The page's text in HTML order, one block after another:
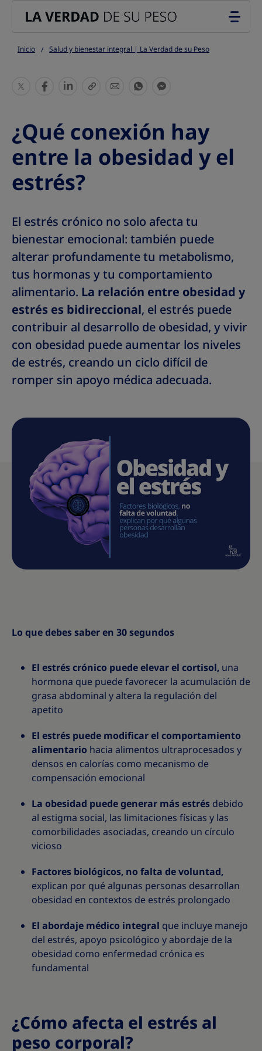
Inicio Salud y bienestar integral | La Verdad de su Peso
S
r
T
h
i
S
r
T
h
i
S
r
T
h
i
S
r
T
S
r
e
T
S
r
T
S
r
e
T
¿Qué conexión hay
entre la obesidad y el
estrés?
El estrés crónico no solo afecta tu
bienestar emocional: también puede
alterar profundamente tu metabolismo,
tus hormonas y tu comportamiento
alimentario. La relación entre obesidad y
estrés es bidireccional, el estrés puede
contribuir al desarrollo de obesidad, y vivir
con obesidad puede aumentar los niveles
de estrés, creando un ciclo difícil de
romper sin apoyo médica adecuada.
Lo que debes saber en 30 segundos
El estrés crónico puede elevar el cortisol, una
hormona que puede favorecer la acumulación de
grasa abdominal y altera la regulación del
apetito
El estrés puede modificar el comportamiento
alimentario hacia alimentos ultraprocesados y
densos en calorías como mecanismo de
compensación emocional
La obesidad puede generar más estrés debido
al estigma social, las limitaciones físicas y las
comorbilidades asociadas, creando un círculo
vicioso
Factores biológicos, no falta de voluntad,
explican por qué algunas personas desarrollan
obesidad en contextos de estrés prolongado
El abordaje médico integral que incluye manejo
del estrés, apoyo psicológico y abordaje de la
obesidad como enfermedad crónica es
fundamental
¿Cómo afecta el estrés al
peso corporal?